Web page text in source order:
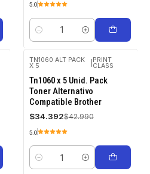
5.0
Cantidad
OFF
TN1060 ALT PACK
X 5
PRINT
CLASS
Tn1060 x 5 Unid. Pack
Toner Alternativo
Compatible Brother
$34.392$42.990
5.0
Cantidad